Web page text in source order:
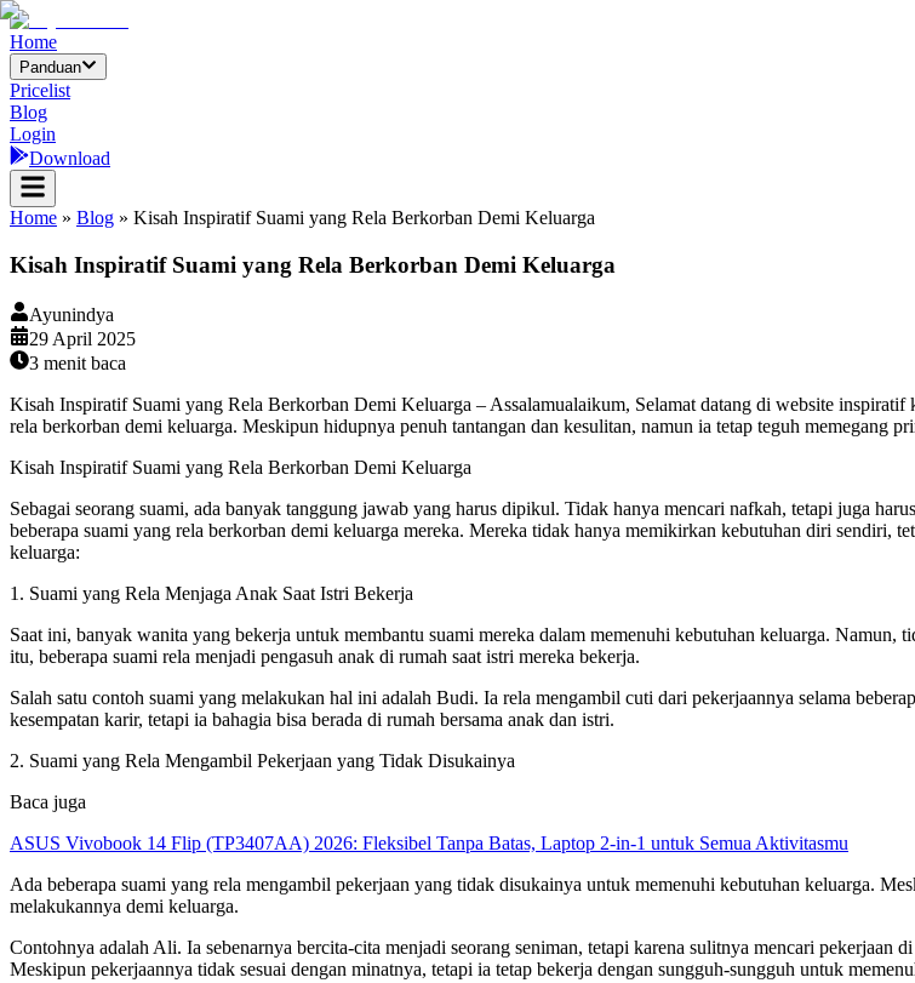
Home
Panduan
Pricelist
Blog
Login
Download
Home » Blog » Kisah Inspiratif Suami yang Rela Berkorban Demi Keluarga
Kisah Inspiratif Suami yang Rela Berkorban Demi Keluarga
Ayunindya
29 April 2025
3 menit baca
Kisah Inspiratif Suami yang Rela Berkorban Demi Keluarga – Assalamualaikum, Selamat datang di website
rela berkorban demi keluarga. Meskipun hidupnya penuh tantangan dan kesulitan, namun ia tetap teguh memegang
Kisah Inspiratif Suami yang Rela Berkorban Demi Keluarga
Sebagai seorang suami, ada banyak tanggung jawab yang harus dipikul. Tidak hanya mencari nafkah, tetapi juga
beberapa suami yang rela berkorban demi keluarga mereka. Mereka tidak hanya memikirkan kebutuhan diri sendiri,
keluarga:
1. Suami yang Rela Menjaga Anak Saat Istri Bekerja
Saat ini, banyak wanita yang bekerja untuk membantu suami mereka dalam memenuhi kebutuhan keluarga.
itu, beberapa suami rela menjadi pengasuh anak di rumah saat istri mereka bekerja.
Salah satu contoh suami yang melakukan hal ini adalah Budi. Ia rela mengambil cuti dari pekerjaannya selama
kesempatan karir, tetapi ia bahagia bisa berada di rumah bersama anak dan istri.
2. Suami yang Rela Mengambil Pekerjaan yang Tidak Disukainya
Baca juga
ASUS Vivobook 14 Flip (TP3407AA) 2026: Fleksibel Tanpa Batas, Laptop 2-in-1 untuk Semua Aktivitasmu
Ada beberapa suami yang rela mengambil pekerjaan yang tidak disukainya untuk memenuhi kebutuhan keluarga.
melakukannya demi keluarga.
Contohnya adalah Ali. Ia sebenarnya bercita-cita menjadi seorang seniman, tetapi karena sulitnya mencari pekerjaan
Meskipun pekerjaannya tidak sesuai dengan minatnya, tetapi ia tetap bekerja dengan sungguh-sungguh untuk